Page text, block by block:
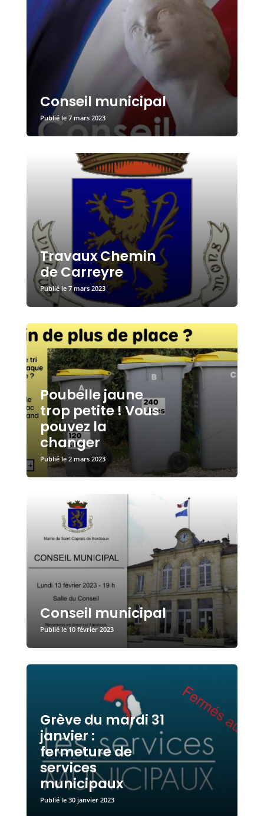
Conseil municipal
7 mars 2023
Travaux Chemin
de Carreyre
7 mars 2023
Poubelle jaune
trop petite ! Vous
pouvez la
changer
2 mars 2023
Conseil municipal
10 février 2023
Grève du mardi 31
janvier :
fermeture de
services
municipaux
30 janvier 2023